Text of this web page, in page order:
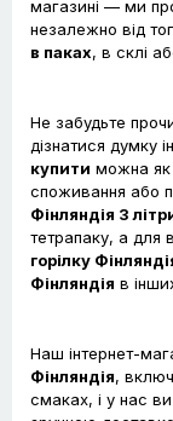
магазині — ми
незалежно від
в паках, в склі
Не забудьте
дізнатися думку
купити можна як
споживання або
Фінляндія 3
тетрапаку, а для
горілку
Фінляндія в
Наш інтернет-
Фінляндія,
смаках, і у нас